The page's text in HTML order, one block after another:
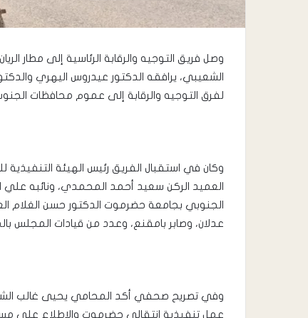
وصل فريق التوجيه والرقابة الرئاسية إلى مطار
الشعيبي، يرافقه الدكتور عيدروس اليهري
لفرق التوجيه والرقابة إلى عموم محافظات
وكان في استقبال الفريق رئيس الهيئة
العميد الركن سعيد أحمد المحمدي، ونائبه علي
الجنوبي بجامعة حضرموت الدكتور حسن الغلام
عدلان، وصابر بامقنع، وعدد من قيادات المجلس
وفي تصريح صحفي أكد المحامي يحيى غالب
عمل تنفيذية انتقالي حضرموت والاطلاع على